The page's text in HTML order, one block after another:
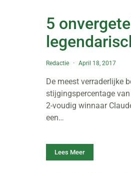
5
Redactie April 18, 2017
De meest verraderlijke
stijgingspercentage
2-voudig winnaar
een…
Lees Meer